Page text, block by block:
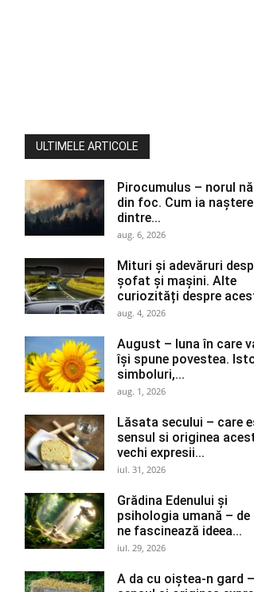
ULTIMELE ARTICOLE
Pirocumulus – norul
din foc. Cum ia
dintre...
aug. 6, 2026
Mituri și adevăruri
șofat și mașini. Alte
curiozități despre
aug. 4, 2026
August – luna în care
își spune povestea.
simboluri,...
aug. 1, 2026
Lăsata secului – care
sensul si originea
vechi expresii...
iul. 31, 2026
Grădina Edenului și
psihologia umană – de
ne fascinează ideea...
iul. 29, 2026
A da cu oiștea-n gard –